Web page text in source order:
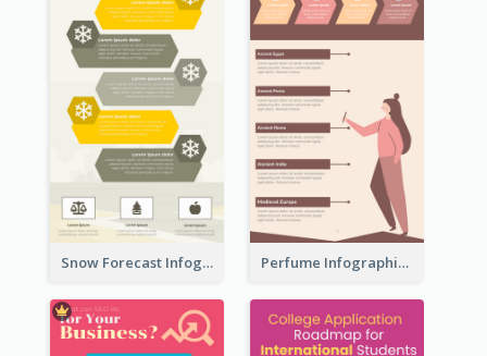
Snow Forecast Infographic Perfume Infographic